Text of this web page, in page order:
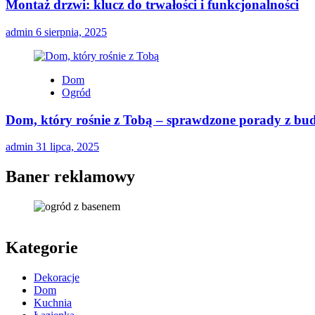
Montaż drzwi: klucz do trwałości i funkcjonalności
admin 6 sierpnia, 2025
Dom
Ogród
Dom, który rośnie z Tobą – sprawdzone porady z
admin 31 lipca, 2025
Baner reklamowy
Kategorie
Dekoracje
Dom
Kuchnia